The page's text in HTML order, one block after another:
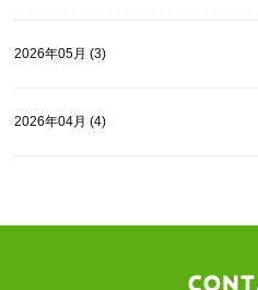
2026年05月 (3)
2026年04月 (4)